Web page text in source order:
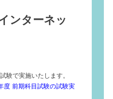
ンターネッ
験で実施いたします。
度 前期科目試験の試験実